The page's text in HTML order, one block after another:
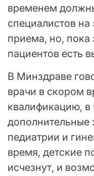
временем
специалистов на
приема, но, пока
пациентов есть
В Минздраве
врачи в скором
квалификацию, в
дополнительные
педиатрии и
время, детские
исчезнут, и